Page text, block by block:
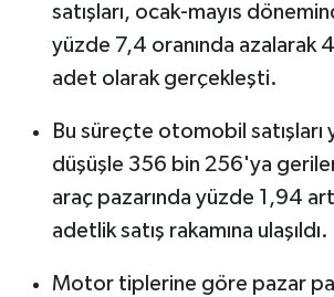
satışları, ocak-mayıs
yüzde 7,4 oranında azalarak
adet olarak gerçekleşti.
Bu süreçte otomobil
düşüşle 356 bin 256'ya
araç pazarında yüzde 1,94
adetlik satış rakamına ulaşıldı.
Motor tiplerine göre pazar